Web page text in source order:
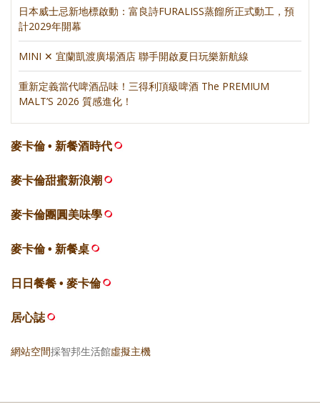
日本威士忌新地標啟動：富良詩FURALISS蒸餾所正式動工，預
計2029年開幕
MINI ✕ 宜蘭凱渡廣場酒店 聯手開啟夏日玩樂新航線
重新定義當代啤酒品味！三得利頂級啤酒 The PREMIUM
MALT’S 2026 質感進化！
麥卡倫 • 新餐酒時代
麥卡倫甜蜜新浪潮
麥卡倫團圓美味學
麥卡倫 • 新餐桌
日日餐餐 • 麥卡倫
居心誌
網站空間採智邦生活館虛擬主機